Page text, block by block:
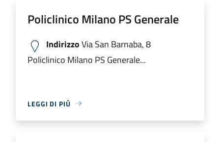
Policlinico Milano PS Generale
IndirizzoVia San Barnaba, 8
Policlinico Milano PS Generale...
LEGGI DI PIÙ